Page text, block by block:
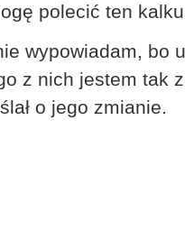
polecić ten
wypowiadam, bo
z nich jestem tak
o jego zmianie.